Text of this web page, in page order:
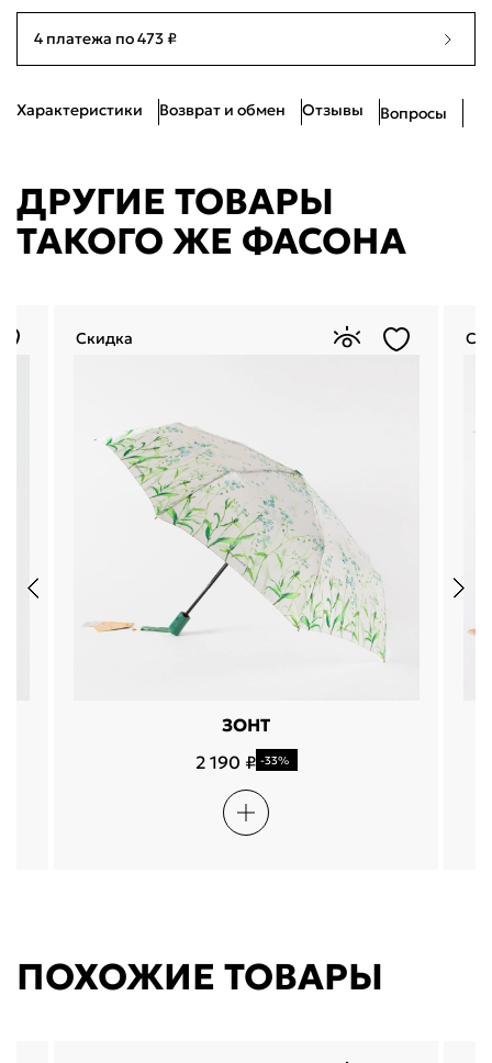
4 платежа по 473 ₽
Характеристики Возврат и обмен Отзывы Вопросы
ДРУГИЕ ТОВАРЫ
ТАКОГО ЖЕ ФАСОНА
ЗОНТ
2 190 ₽ -33%
Скидка
ПОХОЖИЕ ТОВАРЫ
персональных данных